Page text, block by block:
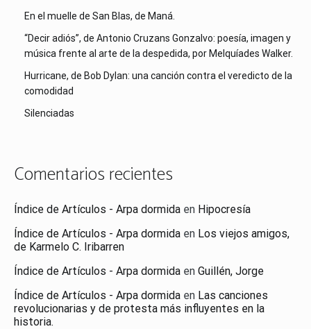
En el muelle de San Blas, de Maná.
“Decir adiós”, de Antonio Cruzans Gonzalvo: poesía, imagen y
música frente al arte de la despedida, por Melquíades Walker.
Hurricane, de Bob Dylan: una canción contra el veredicto de la
comodidad
Silenciadas
Comentarios recientes
Índice de Artículos - Arpa dormida en Hipocresía
Índice de Artículos - Arpa dormida en Los viejos amigos,
de Karmelo C. Iribarren
Índice de Artículos - Arpa dormida en Guillén, Jorge
Índice de Artículos - Arpa dormida en Las canciones
revolucionarias y de protesta más influyentes en la
historia.